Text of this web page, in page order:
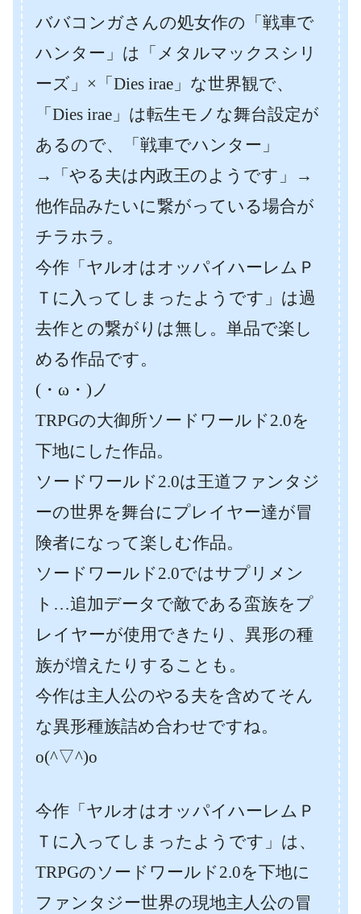
ババコンガさんの処女作の「戦車で
ハンター」は「メタルマックスシリ
ーズ」×「Dies irae」な世界観で、
「Dies irae」は転生モノな舞台設定が
あるので、「戦車でハンター」
→「やる夫は内政王のようです」→
他作品みたいに繋がっている場合が
チラホラ。
今作「ヤルオはオッパイハーレムＰ
Ｔに入ってしまったようです」は過
去作との繋がりは無し。単品で楽し
める作品です。
(・ω・)ノ
TRPGの大御所ソードワールド2.0を
下地にした作品。
ソードワールド2.0は王道ファンタジ
ーの世界を舞台にプレイヤー達が冒
険者になって楽しむ作品。
ソードワールド2.0ではサプリメン
ト…追加データで敵である蛮族をプ
レイヤーが使用できたり、異形の種
族が増えたりすることも。
今作は主人公のやる夫を含めてそん
な異形種族詰め合わせですね。
o(^▽^)o
今作「ヤルオはオッパイハーレムＰ
Ｔに入ってしまったようです」は、
TRPGのソードワールド2.0を下地に
ファンタジー世界の現地主人公の冒